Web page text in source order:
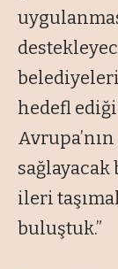
hedefl
ileri
buluştuk.”